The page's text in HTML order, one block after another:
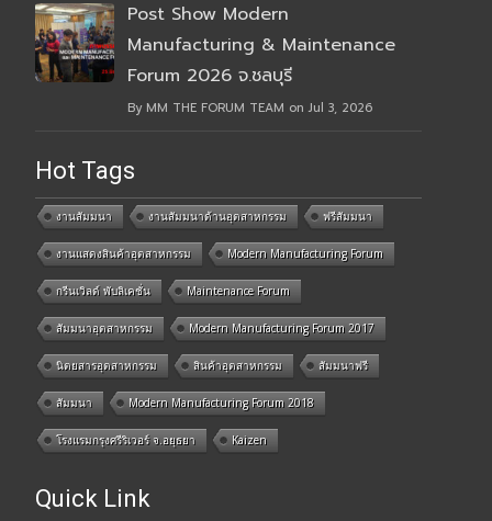
Post Show Modern
Manufacturing & Maintenance
Forum 2026 จ.ชลบุรี
By MM THE FORUM TEAM on Jul 3, 2026
Hot Tags
งานสัมมนา งานสัมมนาด้านอุตสาหกรรม ฟรีสัมมนา
งานแสดงสินค้าอุตสาหกรรม Modern Manufacturing Forum
กรีนเวิลด์ พับลิเคชั่น Maintenance Forum
สัมมนาอุตสาหกรรม Modern Manufacturing Forum 2017
นิตยสารอุตสาหกรรม สินค้าอุตสาหกรรม สัมมนาฟรี
สัมมนา Modern Manufacturing Forum 2018
โรงแรมกรุงศรีริเวอร์ จ.อยุธยา Kaizen
Quick Link